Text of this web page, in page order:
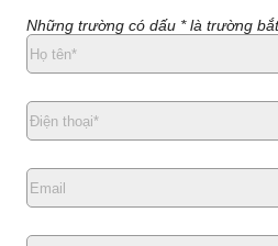
Những trường có dấu * là trường